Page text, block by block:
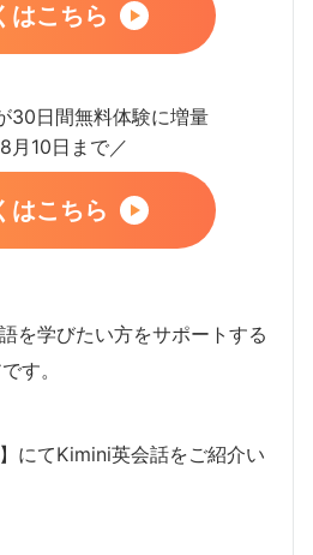
はこちら
30日間無料体験に増量
月10日まで／
はこちら
を学びたい方をサポートする
す。
にてKimini英会話をご紹介い